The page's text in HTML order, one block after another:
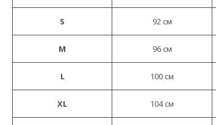
S 92 см
M 96 см
L 100 см
XL 104 см